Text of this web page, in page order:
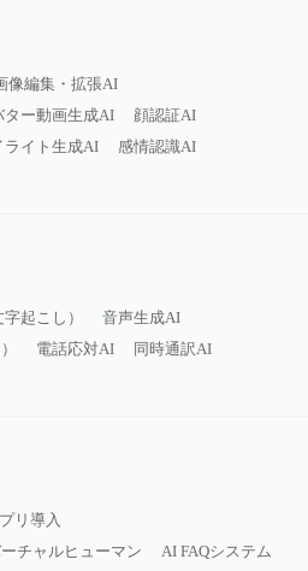
像編集・拡張AI
ター動画生成AI
顔認証AI
ライト生成AI
感情認識AI
起こし）
音声生成AI
電話応対AI
同時通訳AI
リ導入
チャルヒューマン
AI FAQシステム